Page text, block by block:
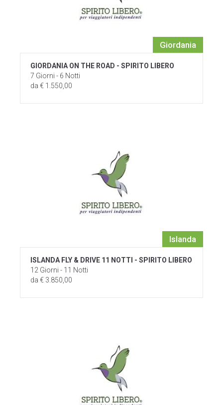
Giordania
GIORDANIA ON THE ROAD - SPIRITO LIBERO
7 Giorni - 6 Notti
da € 1.550,00
Islanda
ISLANDA FLY & DRIVE 11 NOTTI - SPIRITO LIBERO
12 Giorni - 11 Notti
da € 3.850,00